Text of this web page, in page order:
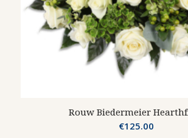
Rouw Biedermeier
€125.00